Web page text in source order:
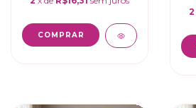
COMPRAR
2